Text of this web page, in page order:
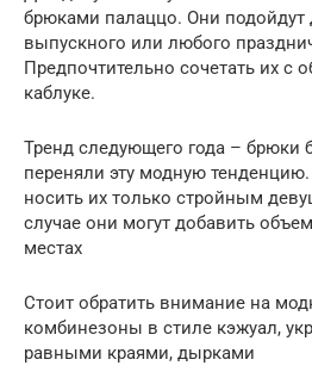
брюками палаццо. Они подойдут
выпускного или любого
Предпочтительно сочетать их с
каблуке.
Тренд следующего года –
переняли эту модную
носить их только стройным
случае они могут добавить
местах
Стоит обратить внимание на
комбинезоны в стиле кэжуал,
равными краями, дырками